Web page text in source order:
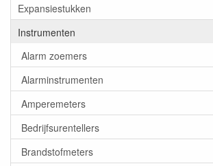
Expansiestukken
Instrumenten
Alarm zoemers
Alarminstrumenten
Amperemeters
Bedrijfsurentellers
Brandstofmeters